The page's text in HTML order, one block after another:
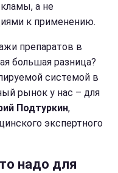
а не
к применению.
препаратов в
большая разница?
системой в
рынок у нас – для
Подтуркин,
экспертного
надо для